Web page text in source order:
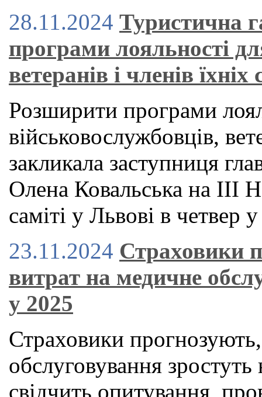
28.11.2024 Туристична
програми лояльності
ветеранів і членів
Розширити програми
військовослужбовців,
закликала заступниця
Олена Ковальська на ІІІ
саміті у Львові в четвер
23.11.2024 Страховики
витрат на медичне
у 2025
Страховики
обслуговування
свідчить опитування,